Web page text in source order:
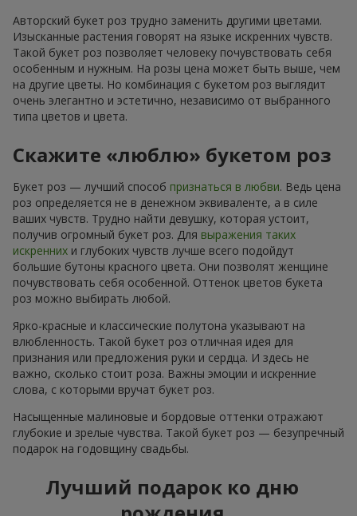
Авторский букет роз трудно заменить другими цветами.
Изысканные растения говорят на языке искренних чувств.
Такой букет роз позволяет человеку почувствовать себя
особенным и нужным. На розы цена может быть выше, чем
на другие цветы. Но комбинация с букетом роз выглядит
очень элегантно и эстетично, независимо от выбранного
типа цветов и цвета.
Скажите «люблю» букетом роз
Букет роз — лучший способ признаться в любви. Ведь цена
роз определяется не в денежном эквиваленте, а в силе
ваших чувств. Трудно найти девушку, которая устоит,
получив огромный букет роз. Для выражения таких
искренних и глубоких чувств лучше всего подойдут
большие бутоны красного цвета. Они позволят женщине
почувствовать себя особенной. Оттенок цветов букета
роз можно выбирать любой.
Ярко-красные и классические полутона указывают на
влюбленность. Такой букет роз отличная идея для
признания или предложения руки и сердца. И здесь не
важно, сколько стоит роза. Важны эмоции и искренние
слова, с которыми вручат букет роз.
Насыщенные малиновые и бордовые оттенки отражают
глубокие и зрелые чувства. Такой букет роз — безупречный
подарок на годовщину свадьбы.
Лучший подарок ко дню